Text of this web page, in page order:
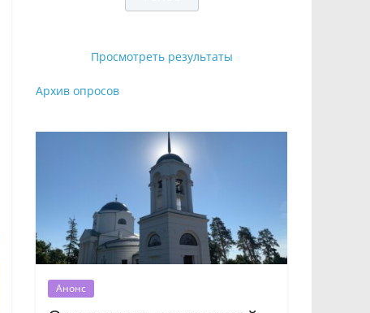
Просмотреть результаты
Архив опросов
Анонс